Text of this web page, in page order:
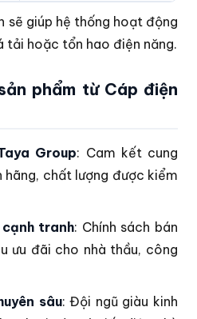
sẽ giúp hệ thống hoạt động
tải hoặc tổn hao điện năng.
phẩm từ Cáp điện
Group: Cam kết cung
hãng, chất lượng được kiểm
tranh: Chính sách bán
ưu đãi cho nhà thầu, công
sâu: Đội ngũ giàu kinh